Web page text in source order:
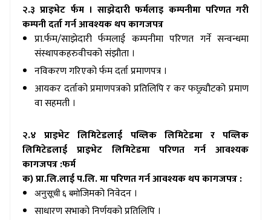
२.३ प्राइभेट र्फम । साझेदारी फर्मलाइ कम्पनीमा परिणत गरी
कम्पनी दर्ता गर्न आवश्यक थप कागजपत्र
प्रा.र्फम/साझेदारी र्फमलाई कम्पनीमा परिणत गर्ने सन्वन्धमा
संस्थापकहरुवीचको संझौता ।
नविकरण गरिएको र्फम दर्ता प्रमाणपत्र ।
आयकर दर्ताको प्रमाणपत्रको प्रतिलिपि र कर फछ्र्यौटको प्रमाण
वा सहमती ।
२.४ प्राइभेट लिमिटेडलाई पव्लिक लिमिटेडमा र पव्लिक
लिमिटेडलाई प्राइभेट लिमिटेडमा परिणत गर्न आवश्यक
कागजपत्र :फर्म
क) प्रा.लि.लाई प.लि. मा परिणत गर्न आवश्यक थप कागजपत्र :
अनुसूची ६ बमोजिमको निवेदन ।
साधारण सभाको निर्णयको प्रतिलिपि ।